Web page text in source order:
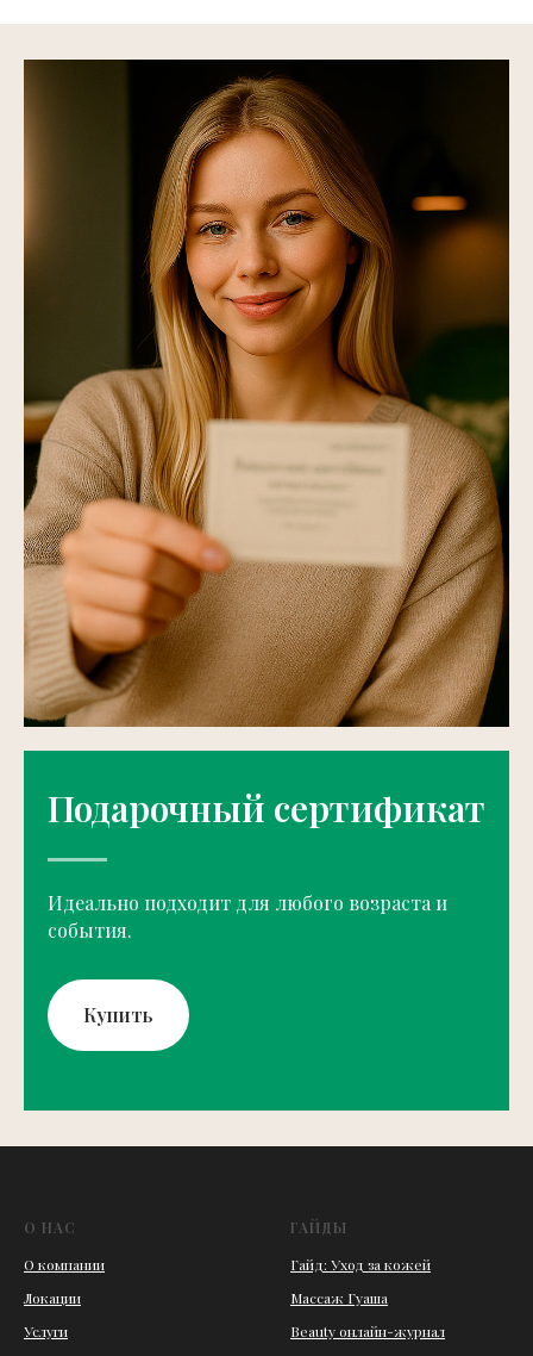
Подарочный сертификат
Идеально подходит для любого возраста и
события.
Купить
О НАС
О компании
Локации
Услуги
ГАЙДЫ
Гайд: Уход за кожей
Массаж Гуаша
Beauty онлайн-журнал